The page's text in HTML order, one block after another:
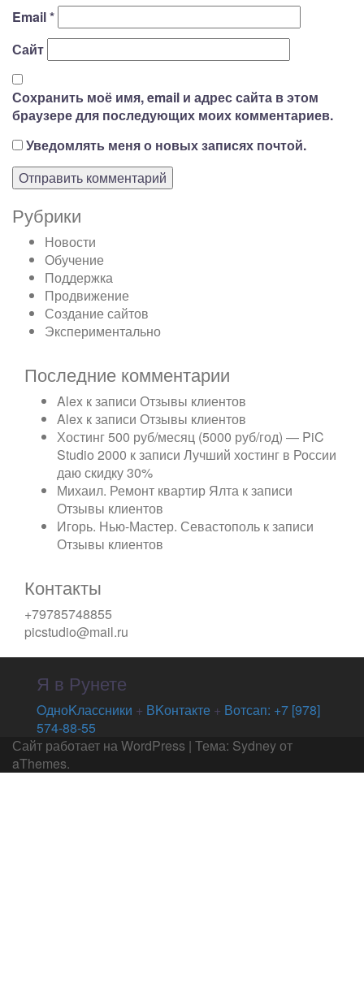
Email*
Сайт
Сохранить моё имя, email и адрес сайта в этом
браузере для последующих моих комментариев.
Уведомлять меня о новых записях почтой.
Рубрики
Новости
Обучение
Поддержка
Продвижение
Создание сайтов
Экспериментально
Последние комментарии
Alex к записи Отзывы клиентов
Alex к записи Отзывы клиентов
Хостинг 500 руб/месяц (5000 руб/год) — PiC
Studio 2000 к записи Лучший хостинг в России
даю скидку 30%
Михаил. Ремонт квартир Ялта к записи
Отзывы клиентов
Игорь. Нью-Мастер. Севастополь к записи
Отзывы клиентов
Контакты
+79785748855
picstudio@mail.ru
Я в Рунете
OдноKлассники + ВKонтакте + Вотсап: +7 [978]
574-88-55
Сайт работает на WordPress | Тема: Sydney от
aThemes.